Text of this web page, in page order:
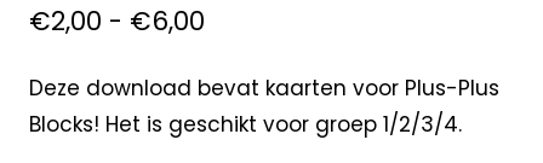
€2,00 - €6,00
Deze download bevat kaarten voor Plus-Plus
Blocks! Het is geschikt voor groep 1/2/3/4.